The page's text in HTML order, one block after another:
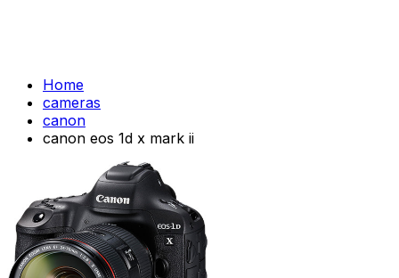
Home
cameras
canon
canon eos 1d x mark ii